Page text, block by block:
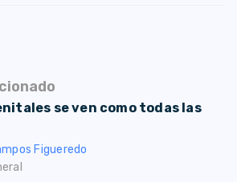
se ven como todas las
Figueredo